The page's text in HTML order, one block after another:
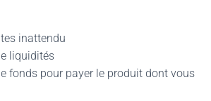
inattendu
liquidités
fonds pour payer le produit dont vous